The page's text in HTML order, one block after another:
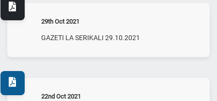
29th Oct 2021
GAZETI LA SERIKALI 29.10.2021
22nd Oct 2021